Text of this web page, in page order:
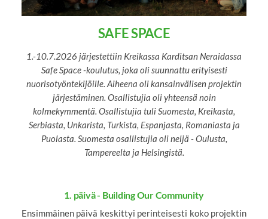
SAFE SPACE
1.-10.7.2026 järjestettiin Kreikassa Karditsan Neraidassa
Safe Space -koulutus, joka oli suunnattu erityisesti
nuorisotyöntekijöille. Aiheena oli kansainvälisen projektin
järjestäminen. Osallistujia oli yhteensä noin
kolmekymmentä. Osallistujia tuli Suomesta, Kreikasta,
Serbiasta, Unkarista, Turkista, Espanjasta, Romaniasta ja
Puolasta. Suomesta osallistujia oli neljä - Oulusta,
Tampereelta ja Helsingistä.
1. päivä - Building Our Community
Ensimmäinen päivä keskittyi perinteisesti koko projektin